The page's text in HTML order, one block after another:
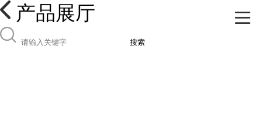
产品展厅
搜索